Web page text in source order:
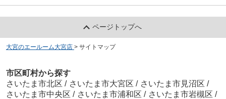
ページトップへ
大宮のエールーム大宮店 > サイトマップ
市区町村から探す
さいたま市北区 / さいたま市大宮区 / さいたま市見沼区 /
さいたま市中央区 / さいたま市浦和区 / さいたま市岩槻区 /